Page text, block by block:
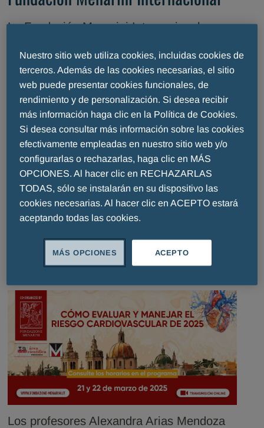
La Fundación Menarini Internacional va a
2025 en el hotel Fiesta Americana de
Mérida (México) un importante evento
científico híbrido (presencial y en live
streaming) titulado: “Cómo evaluar y
manejar el riesgo cardiovascular en 2025”,
que cuenta con el auspicio de la
Asociación Nacional de Cardiólogos de
México (ANCAM), del Instituto Nacional de
Ciencias Médicas y Nutrición Salvador
Zubirán (INCMNSZ), World Hypertensión
League, Universita degli Studi di Milano
Bicocca, Karolinska Institutet y Karolinska
Los profesores Alexandra Arias Mendoza
Nuestro sitio web utiliza cookies, incluidas cookies de
terceros. Además de las cookies necesarias, el sitio
web puede presentar cookies funcionales, de
rendimiento y de personalización. Si desea recibir
más información haga clic en la Política de Cookies.
Si desea consultar más información sobre las cookies
efectivamente empleadas en nuestro sitio web y/o
configurarlas o rechazarlas, haga clic en MÁS
OPCIONES. Al hacer clic en RECHAZARLAS
TODAS, sólo se instalarán en su dispositivo las
cookies necesarias. Al hacer clic en ACEPTO estará
aceptando todas las cookies.
ACEPTO
MÁS OPCIONES